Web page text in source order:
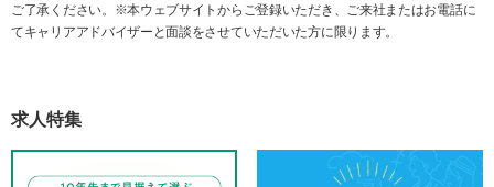
ご了承ください。※本ウェブサイトからご登録いただき、ご来社またはお電話に
てキャリアアドバイザーと面談をさせていただいた方に限ります。
求人特集